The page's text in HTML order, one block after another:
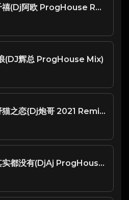
徐秉龙 - 千禧(Dj阿欧 ProgHouse Rmx 2023)
(DJ辉总 ProgHouse Mix)
张学友 - 野猫之恋{Dj炮哥 2021 Remix}
于冬然 - 其实都没有(DjAj ProgHouse Rmx 2023)